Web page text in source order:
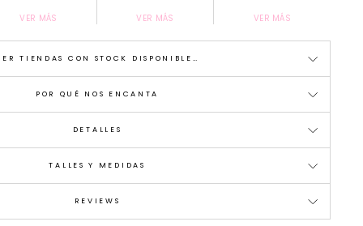
VER MÁS VER MÁS VER MÁS
TIENDAS CON STOCK DISPONIBLE…
POR QUÉ NOS ENCANTA
DETALLES
TALLES Y MEDIDAS
REVIEWS